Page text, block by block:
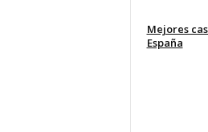
Mejores
España